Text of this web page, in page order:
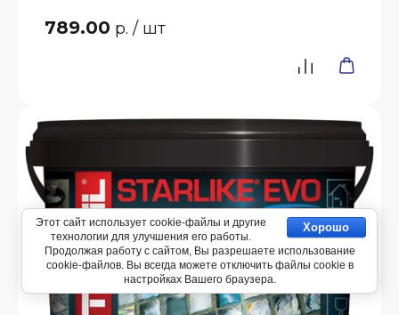
789.00 р. / шт
Хорошо
Этот сайт использует cookie-файлы и другие
технологии для улучшения его работы.
Продолжая работу с сайтом, Вы разрешаете использование
cookie-файлов. Вы всегда можете отключить файлы cookie в
настройках Вашего браузера.